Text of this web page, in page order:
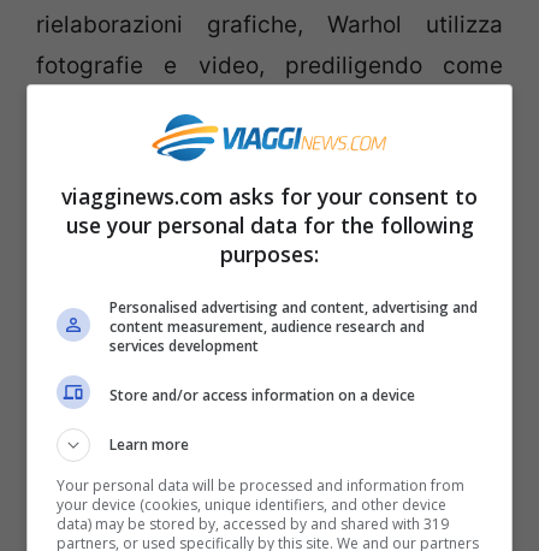
rielaborazioni grafiche, Warhol utilizza
fotografie e video, prediligendo come
Madonna) o le grandi tragedie (disastri
aerei e terremoti). Diversamente da altre
esposizioni, quella della Gnam mette
dunque in mostra l’
concettualedi Andy Warhol, creando così
un legame con gli altri movimenti artistici
e culturali dell’epoca.
Wharol: Headlines
viagginews.com asks for your consent to
use your personal data for the following
purposes:
Personalised advertising and content, advertising and
content measurement, audience research and
services development
Store and/or access information on a device
Learn more
Your personal data will be processed and information from
your device (cookies, unique identifiers, and other device
data) may be stored by, accessed by and shared with 319
partners, or used specifically by this site. We and our partners